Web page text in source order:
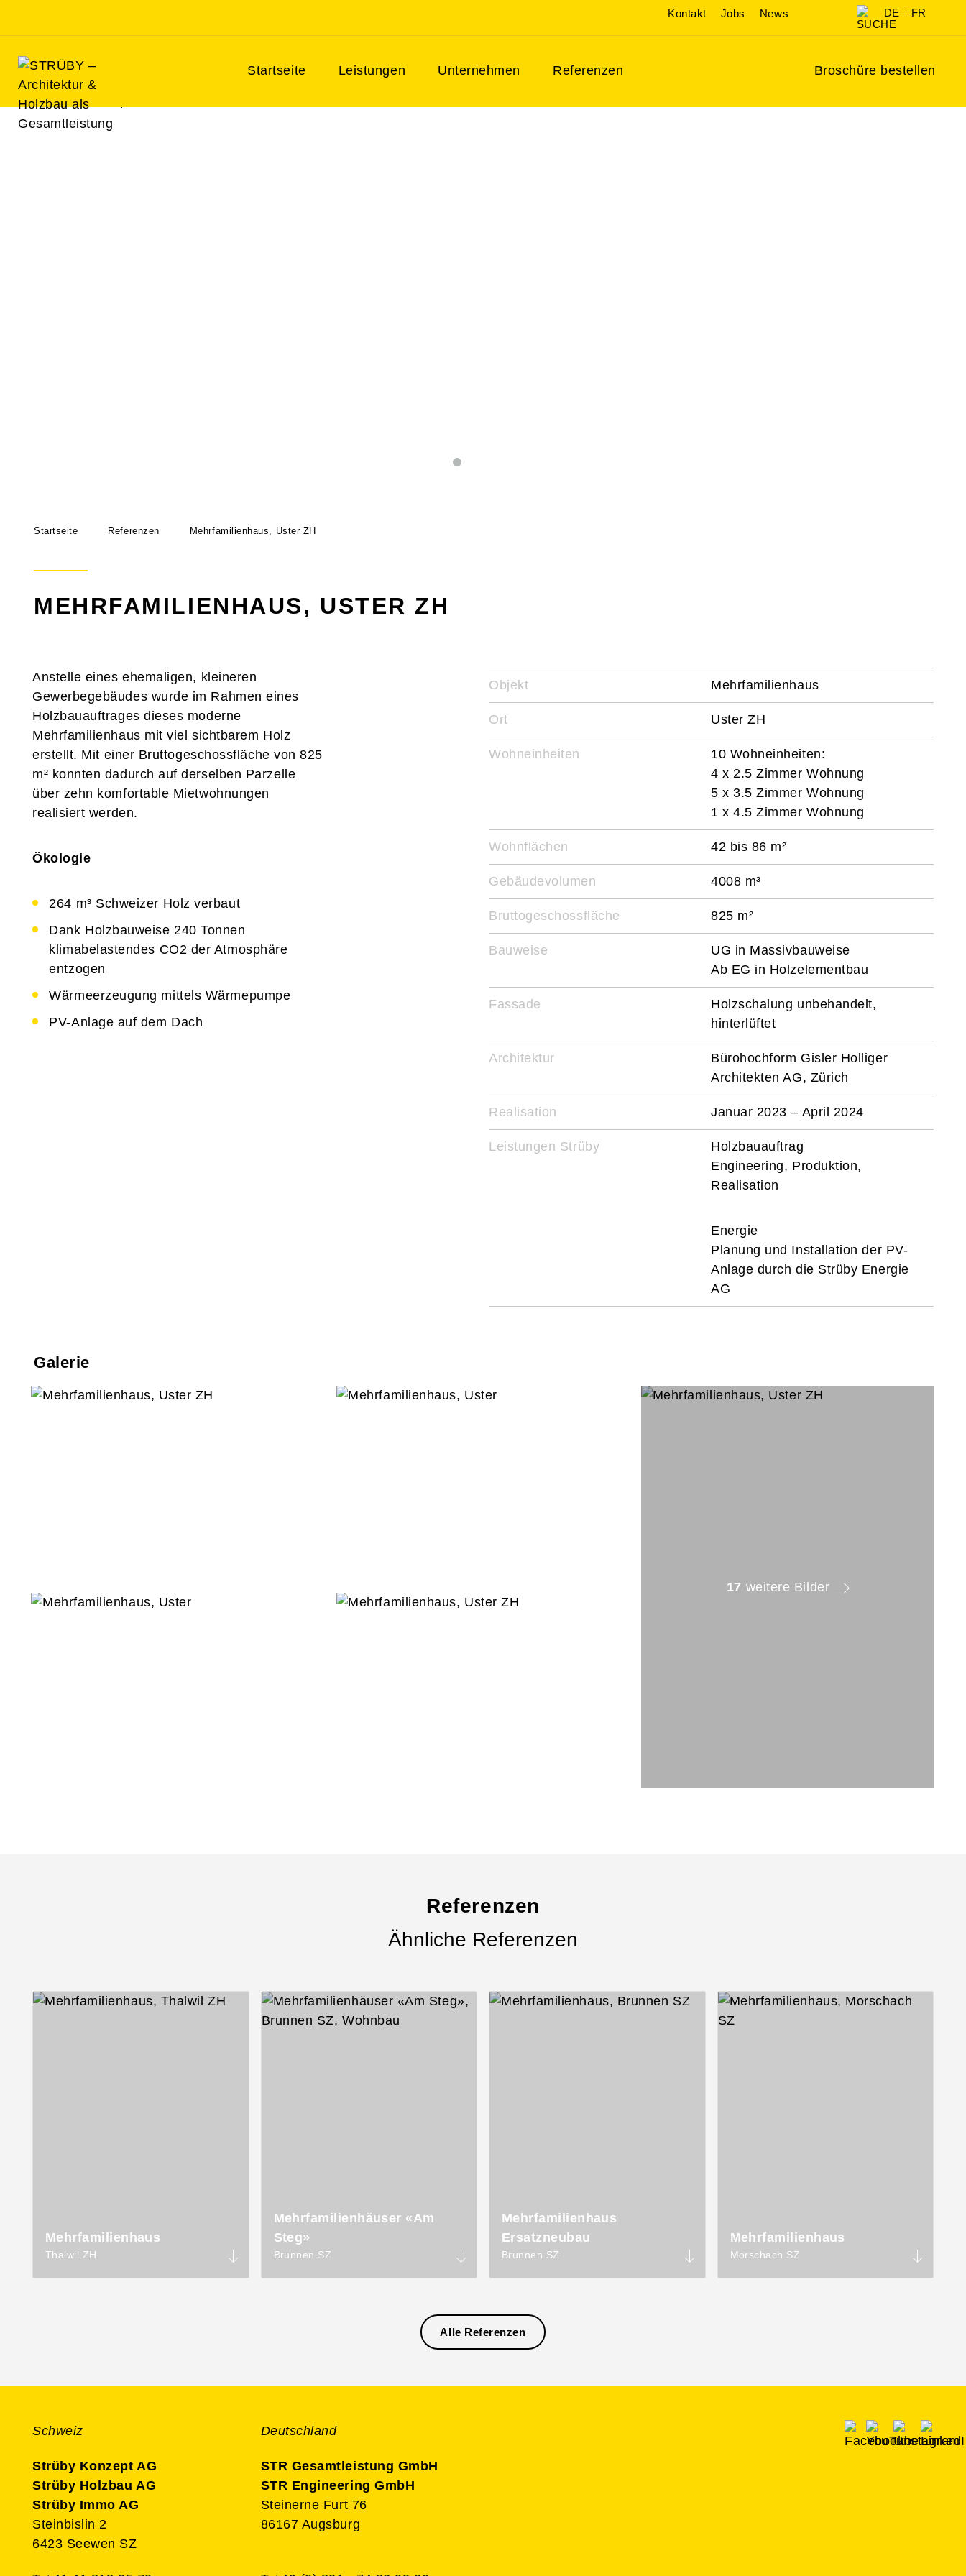
Kontakt Jobs News DE FR
STRÜBY – Architektur & Holzbau als Gesamtleistung
Startseite Leistungen Unternehmen Referenzen Broschüre bestellen
Startseite Referenzen Mehrfamilienhaus, Uster ZH
MEHRFAMILIENHAUS, USTER ZH
Anstelle eines ehemaligen, kleineren
Gewerbegebäudes wurde im Rahmen eines
Holzbauauftrages dieses moderne
Mehrfamilienhaus mit viel sichtbarem Holz
erstellt. Mit einer Bruttogeschossfläche von 825
m² konnten dadurch auf derselben Parzelle
über zehn komfortable Mietwohnungen
realisiert werden.
Ökologie
264 m³ Schweizer Holz verbaut
Dank Holzbauweise 240 Tonnen
klimabelastendes CO2 der Atmosphäre
entzogen
Wärmeerzeugung mittels Wärmepumpe
PV-Anlage auf dem Dach
Objekt Mehrfamilienhaus
Ort Uster ZH
Wohneinheiten
10 Wohneinheiten:
4 x 2.5 Zimmer Wohnung
5 x 3.5 Zimmer Wohnung
1 x 4.5 Zimmer Wohnung
Wohnflächen 42 bis 86 m²
Gebäudevolumen 4008 m³
Bruttogeschossfläche 825 m²
Bauweise
UG in Massivbauweise
Ab EG in Holzelementbau
Fassade
Holzschalung unbehandelt,
hinterlüftet
Architektur
Bürohochform Gisler Holliger
Architekten AG, Zürich
Realisation Januar 2023 – April 2024
Leistungen Strüby
Holzbauauftrag
Engineering, Produktion,
Realisation
Energie
Planung und Installation der PV-
Anlage durch die Strüby Energie
AG
Galerie
17 weitere Bilder
Referenzen
Ähnliche Referenzen
Mehrfamilienhaus
Thalwil ZH
Mehrfamilienhäuser «Am
Steg»
Brunnen SZ
Mehrfamilienhaus
Ersatzneubau
Brunnen SZ
Mehrfamilienhaus
Morschach SZ
Alle Referenzen
Schweiz
Strüby Konzept AG
Strüby Holzbau AG
Strüby Immo AG
Steinbislin 2
6423 Seewen SZ
Deutschland
STR Gesamtleistung GmbH
STR Engineering GmbH
Steinerne Furt 76
86167 Augsburg